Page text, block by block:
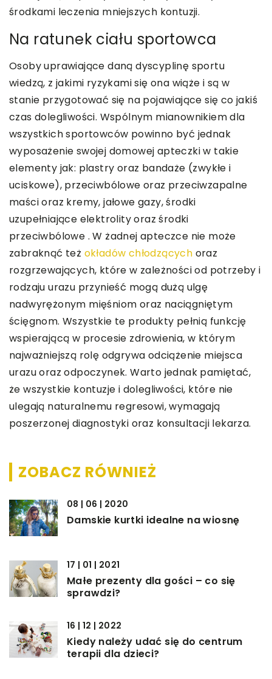
środkami leczenia mniejszych kontuzji.
Na ratunek ciału sportowca
Osoby uprawiające daną dyscyplinę sportu
wiedzą, z jakimi ryzykami się ona wiąże i są w
stanie przygotować się na pojawiające się co jakiś
czas dolegliwości. Wspólnym mianownikiem dla
wszystkich sportowców powinno być jednak
wyposażenie swojej domowej apteczki w takie
elementy jak: plastry oraz bandaże (zwykłe i
uciskowe), przeciwbólowe oraz przeciwzapalne
maści oraz kremy, jałowe gazy, środki
uzupełniające elektrolity oraz środki
przeciwbólowe . W żadnej apteczce nie może
zabraknąć też okładów chłodzących oraz
rozgrzewających, które w zależności od potrzeby i
rodzaju urazu przynieść mogą dużą ulgę
nadwyrężonym mięśniom oraz naciągniętym
ścięgnom. Wszystkie te produkty pełnią funkcję
wspierającą w procesie zdrowienia, w którym
najważniejszą rolę odgrywa odciążenie miejsca
urazu oraz odpoczynek. Warto jednak pamiętać,
że wszystkie kontuzje i dolegliwości, które nie
ulegają naturalnemu regresowi, wymagają
poszerzonej diagnostyki oraz konsultacji lekarza.
ZOBACZ RÓWNIEŻ
08 | 06 | 2020
Damskie kurtki idealne na wiosnę
17 | 01 | 2021
Małe prezenty dla gości – co się
sprawdzi?
16 | 12 | 2022
Kiedy należy udać się do centrum
terapii dla dzieci?